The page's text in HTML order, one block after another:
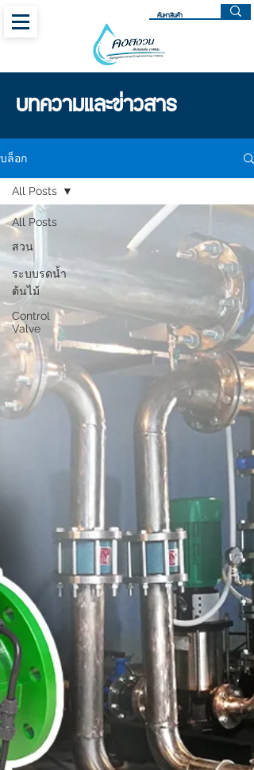
บทความและข่าวสาร
บล็อก
All Posts
สวน
ระบบรดน้ำ
ต้นไม้
Control
Valve
All Posts